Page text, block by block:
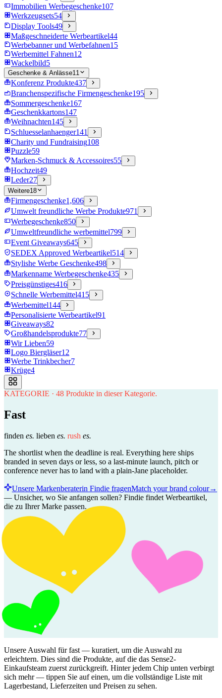
Immobilien Werbegeschenke107
Werkzeugsets54
Display Tools49
Maßgeschneiderte Werbeartikel44
Werbebanner und Werbefahnen15
Werbemittel Fahnen12
Wackelbild5
Geschenke & Anlässe11
Konferenz Produkte437
Branchenspezifische Firmengeschenke195
Sommergeschenke167
Geschenkkartons147
Weihnachten145
Schluesselanhaenger141
Charity und Fundraising108
Puzzle59
Marken-Schmuck & Accessoires55
Hochzeit49
Leder27
Weitere18
Firmengeschenke1,606
Umwelt freundliche Werbe Produkte971
Werbegeschenke850
Umweltfreundliche werbemittel799
Event Giveaways645
SEDEX Approved Werbeartikel514
Stylishe Werbe Geschenke498
Markenname Werbegeschenke435
Preisgünstiges416
Schnelle Werbemittel415
Werbemittel144
Personalisierte Werbeartikel91
Giveaways82
Großhandelsprodukte77
Wir Lieben59
Logo Biergläser12
Werbe Trinkbecher7
Krüge4
KATEGORIE · 48 Produkte in dieser Kategorie.
Fast
finden es. lieben es. rush es.
The shortlist when the deadline is real. Everything here ships
branded in seven days or less, so a last-minute launch, pitch or
conference never has to land with a plain-Jane placeholder.
Unsere Markenberaterin Findie fragenMatch your brand colour→
— Unsicher, wo Sie anfangen sollen? Findie findet Werbeartikel,
die zu Ihrer Marke passen.
Unsere Auswahl für fast — kuratiert, um die Auswahl zu
erleichtern. Dies sind die Produkte, auf die das Sense2-
Einkaufsteam zuerst zurückgreift. Hinter jedem Chip unten verbirgt
sich mehr — tippen Sie auf einen, um die vollständige Liste mit
Lagerbestand, Lieferzeiten und Preisen zu sehen.